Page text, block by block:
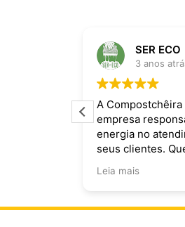
SER ECO
3 anos
A
empresa
energia no
seus clientes.
Leia mais